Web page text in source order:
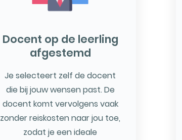
Docent op de leerling
afgestemd
Je selecteert zelf de docent
die bij jouw wensen past. De
docent komt vervolgens vaak
zonder reiskosten naar jou toe,
zodat je een ideale